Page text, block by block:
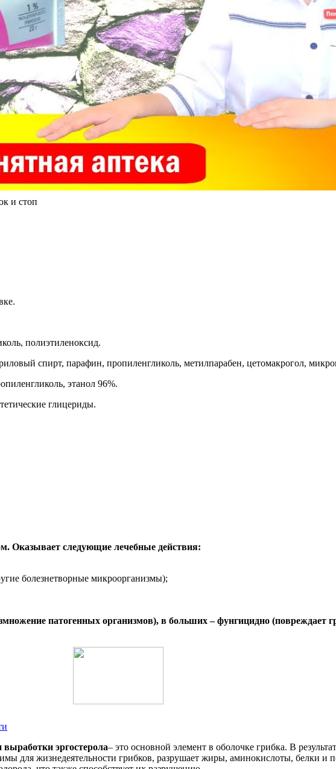
и стоп
полиэтиленоксид.
спирт, парафин, пропиленгликоль, метилпарабен, цетомакрогол,
этанол 96%.
глицериды.
Оказывает следующие лечебные действия:
болезнетворные микроорганизмы);
патогенных организмов), в больших – фунгицидно (повреждает
выработки эргостерола– это основной элемент в оболочке грибка. В
для жизнедеятельности грибков, разрушает жиры, аминокислоты, белки и